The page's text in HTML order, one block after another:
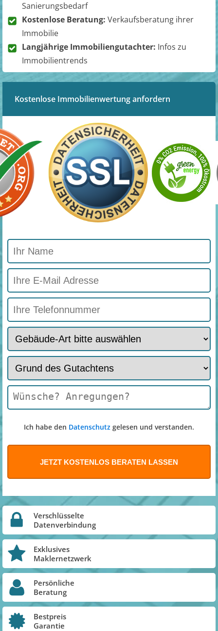
Sanierungsbedarf
Kostenlose Beratung: Verkaufsberatung ihrer
Immobilie
Langjährige Immobiliengutachter: Infos zu
Immobilientrends
Kostenlose Immobilienwertung anfordern
Ich habe den Datenschutz gelesen und verstanden.
Verschlüsselte
Datenverbindung
Exklusives
Maklernetzwerk
Persönliche
Beratung
Bestpreis
Garantie